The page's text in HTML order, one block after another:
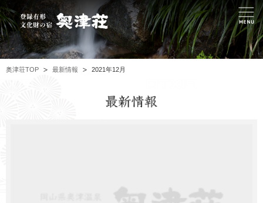
奥津荘TOP 最新情報 2021年12月